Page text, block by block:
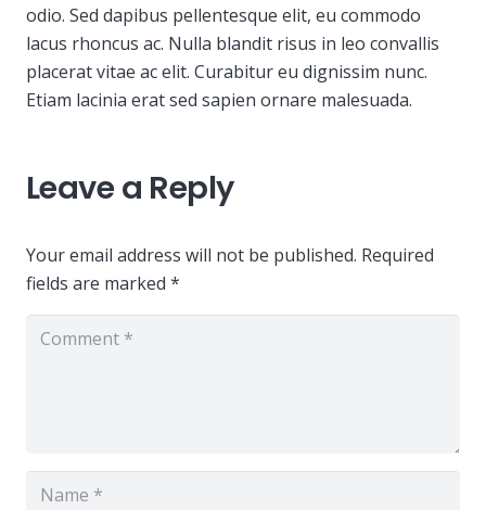
odio. Sed dapibus pellentesque elit, eu commodo
lacus rhoncus ac. Nulla blandit risus in leo convallis
placerat vitae ac elit. Curabitur eu dignissim nunc.
Etiam lacinia erat sed sapien ornare malesuada.
Leave a Reply
Your email address will not be published. Required
fields are marked *